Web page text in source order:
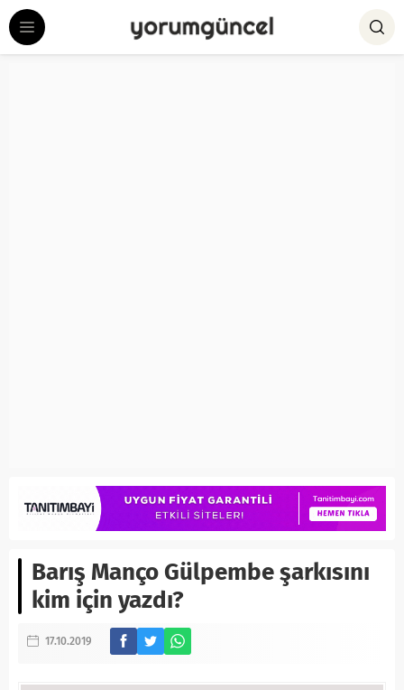
Barış Manço Gülpembe şarkısını
kim için yazdı?
17.10.2019